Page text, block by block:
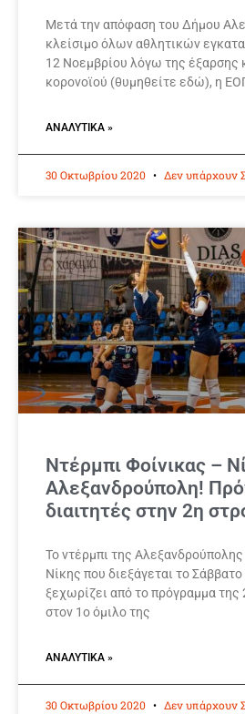
Μετά την απόφαση του Δήμου
κλείσιμο όλων αθλητικών
12 Νοεμβρίου λόγω της έξαρσης
κορονοϊού (θυμηθείτε εδώ), η
ΑΝΑΛΥΤΙΚΆ »
30 Οκτωβρίου 2020 Δεν υπάρχουν
Ντέρμπι Φοίνικας –
Αλεξανδρούπολη!
διαιτητές στην 2η
Το ντέρμπι της Αλεξανδρούπολης
Νίκης που διεξάγεται το
ξεχωρίζει από το πρόγραμμα της
στον 1ο όμιλο της
ΑΝΑΛΥΤΙΚΆ »
30 Οκτωβρίου 2020 Δεν υπάρχουν